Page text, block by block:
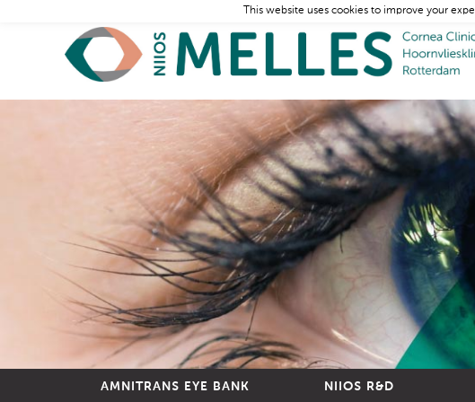
AMNITRANS EYE BANK NIIOS R&D
This website uses cookies to improve your